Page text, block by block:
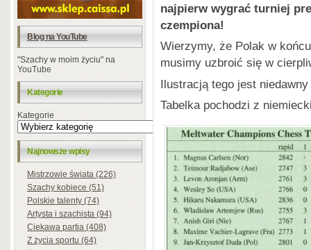
Blog na YouTube
"Szachy w moim życiu" na
YouTube
Kategorie
Kategorie
Najnowsze wpisy
Mistrzowie świata (226)
Szachy kobiece (51)
Polskie talenty (74)
Artysta i szachista (94)
Ciekawa partia (408)
Z życia sportu (64)
najpierw wygrać turniej
czempiona!
Wierzymy, że Polak w
musimy uzbroić się w
Ilustracją tego jest
Tabelka pochodzi z